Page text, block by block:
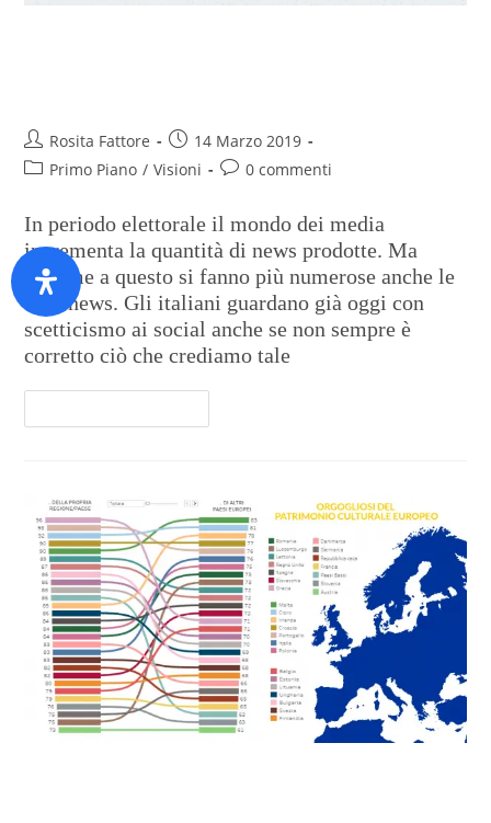
Rosita Fattore
14 Marzo 2019
Primo Piano / Visioni 0 commenti
In periodo elettorale il mondo dei media
incrementa la quantità di news prodotte. Ma
insieme a questo si fanno più numerose anche le
fake news. Gli italiani guardano già oggi con
scetticismo ai social anche se non sempre è
corretto ciò che crediamo tale